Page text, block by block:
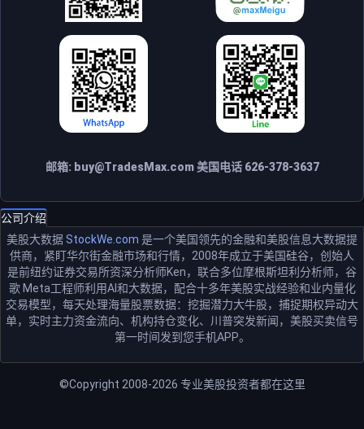
邮箱: buy@TradesMax.com美国电话 626-378-3637
公司介绍
美股大数据StockWe.com 是一个美国领先的金融和美股信息大数据提
供商，紧盯华尔街金融市场和行情，2008年成立于美国硅谷，创始人
是前纽约证券交易所资深分析师Ken，联合多位摩根斯坦利分析师，谷
歌 Meta工程师利用AI和大数据，配合十多年美股实战经验和业内量化
交易模型，每天处理海量股票数据：挖掘潜力大牛股，捕捉期权异动大
单，实时主力资金流向、机构持仓变化、川普突发新闻，美股买卖信号
第一时间发到您手机APP。
©Copyright 2008-2026 专业美股投资者都在这里